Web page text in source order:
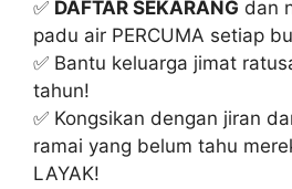
✅ DAFTAR SEKARANG dan
padu air PERCUMA setiap
✅ Bantu keluarga jimat
tahun!
✅ Kongsikan dengan jiran
ramai yang belum tahu
LAYAK!